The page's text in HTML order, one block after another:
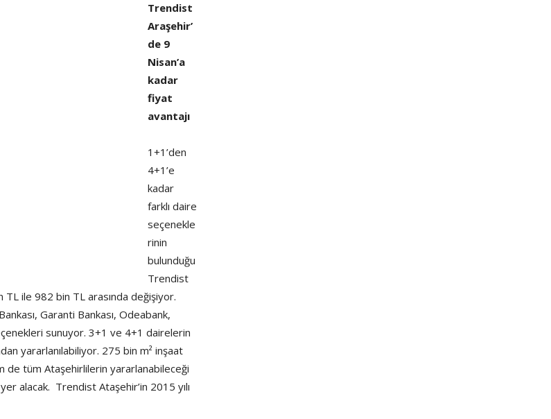
Trendist
Araşehir’
de 9
Nisan’a
kadar
fiyat
avantajı
1+1’den
4+1’e
kadar
farklı daire
seçenekle
rinin
bulunduğu
Trendist
TL ile 982 bin TL arasında değişiyor.
Garanti Bankası, Odeabank,
sunuyor. 3+1 ve 4+1 dairelerin
yararlanılabiliyor. 275 bin m² inşaat
de tüm Ataşehirlilerin yararlanabileceği
alacak. Trendist Ataşehir’in 2015 yılı